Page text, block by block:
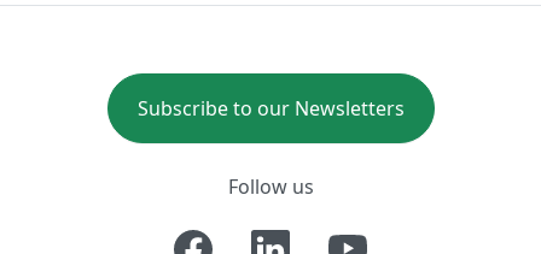
Subscribe to our Newsletters
Follow us